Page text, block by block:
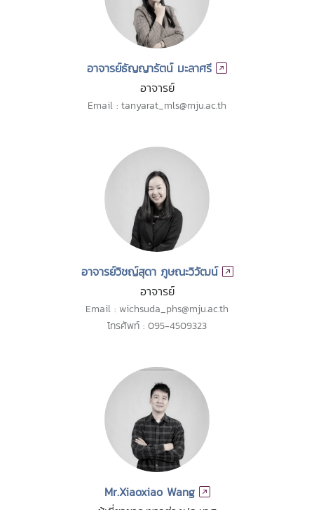
อาจารย์ธัญญารัตน์ มะลาศรี
อาจารย์
Email : tanyarat_mls@mju.ac.th
อาจารย์วิชญ์สุดา ภูษณะวิวัฒน์
อาจารย์
Email : wichsuda_phs@mju.ac.th
โทรศัพท์ : 095-4509323
Mr.Xiaoxiao Wang